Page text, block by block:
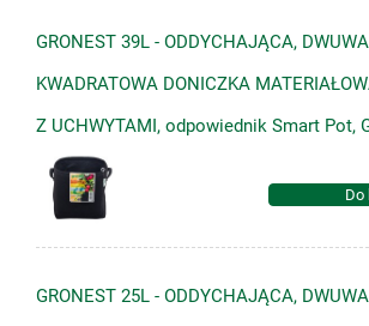
GRONEST 39L - ODDYCHAJĄCA,
KWADRATOWA DONICZKA
Z UCHWYTAMI, odpowiednik Smart Pot,
Do
GRONEST 25L - ODDYCHAJĄCA,